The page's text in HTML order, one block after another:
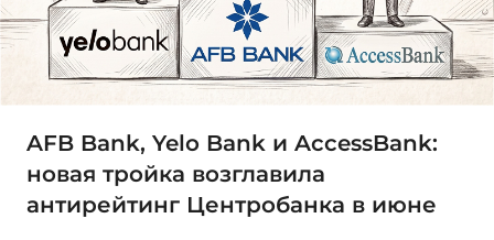
AFB Bank, Yelo Bank и AccessBank:
новая тройка возглавила
антирейтинг Центробанка в июне